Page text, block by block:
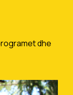
dhe